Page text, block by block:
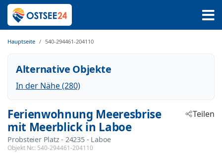
Hauptseite 540-294461-204110
Alternative Objekte
In der Nähe (280)
Ferienwohnung Meeresbrise
mit Meerblick in Laboe
Probsteier Platz - 24235 - Laboe
Objekt Nr.: 540-294461-204110
Teilen